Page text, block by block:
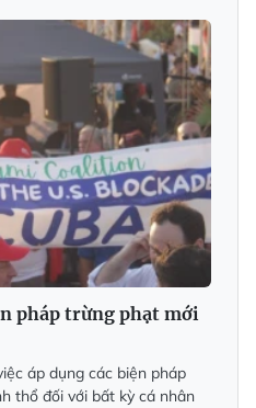
pháp trừng phạt mới
áp dụng các biện pháp
thổ đối với bất kỳ cá nhân